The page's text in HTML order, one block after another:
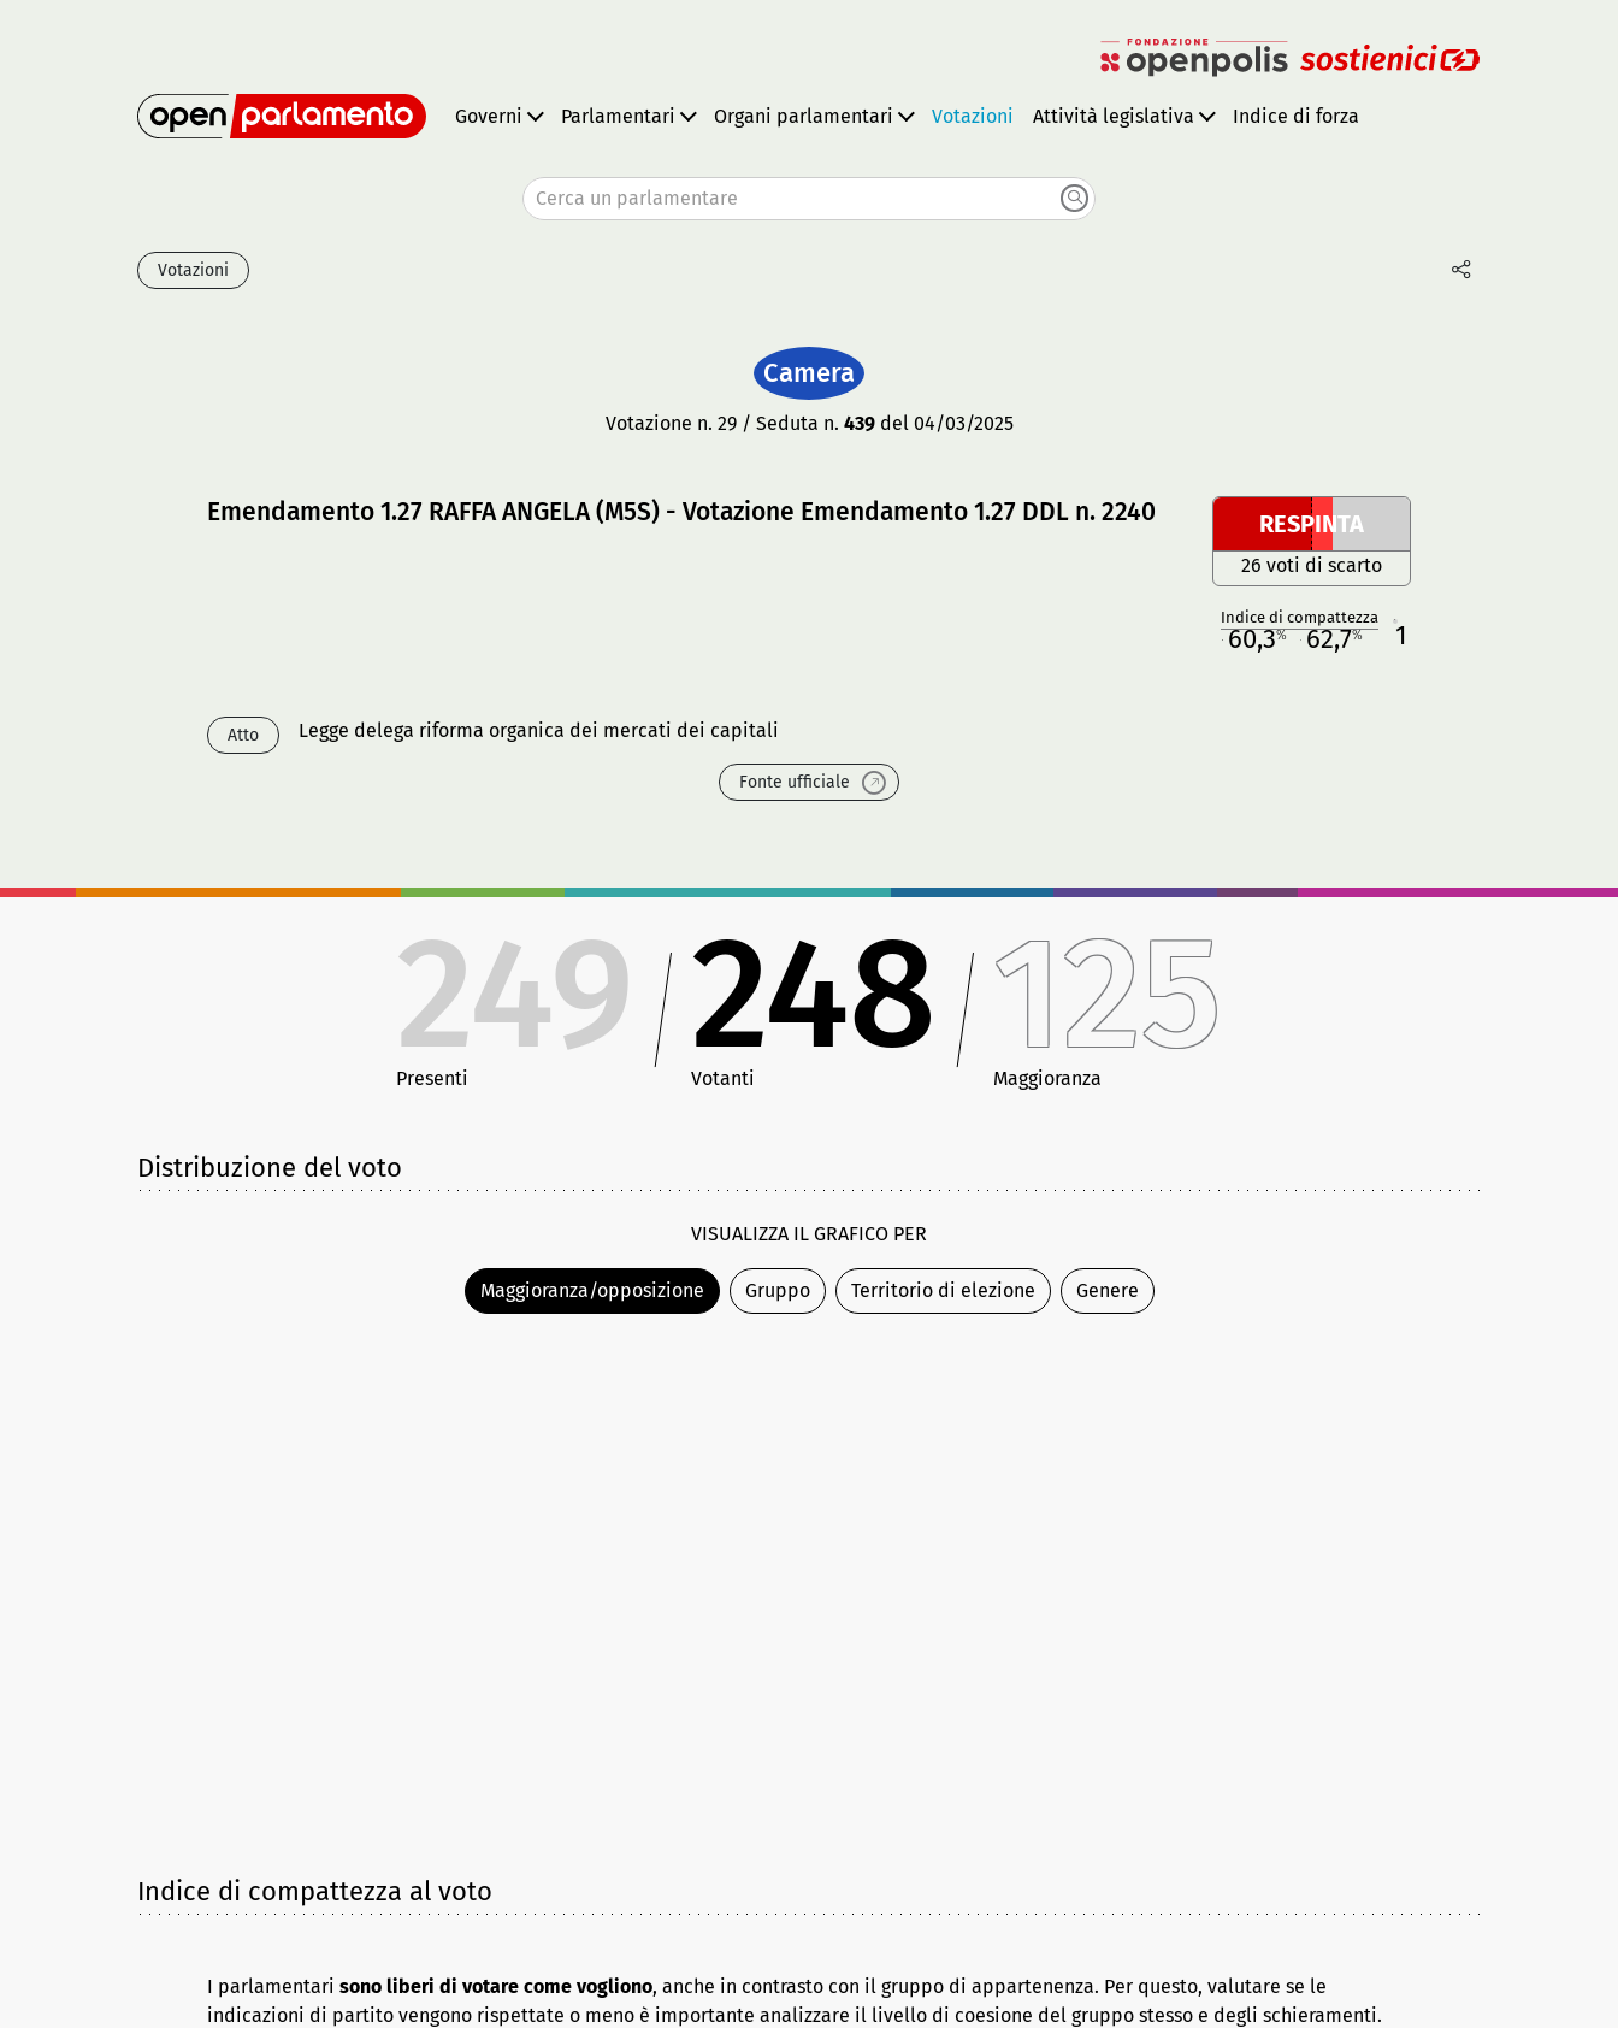
Governi Parlamentari Organi parlamentari Votazioni Attività legislativa Indice di forza
Cerca un parlamentare
Votazioni
Camera
Votazione n. 29 / Seduta n. 439del 04/03/2025
Emendamento 1.27 RAFFA ANGELA (M5S) - Votazione Emendamento 1.27 DDL n. 2240 RESPINTA
26 voti di scarto
Indice di compattezza
60,3% 62,7% 1
Atto Legge delega riforma organica dei mercati dei capitali
Fonte ufficiale
249
Presenti 248
Votanti 125
Maggioranza
Distribuzione del voto
VISUALIZZA IL GRAFICO PER
Maggioranza/opposizione Gruppo Territorio di elezione Genere
Indice di compattezza al voto
I parlamentari sono liberi di votare come vogliono, anche in contrasto con il gruppo di appartenenza. Per questo, valutare se le
indicazioni di partito vengono rispettate o meno è importante analizzare il livello di coesione del gruppo stesso e degli schieramenti.